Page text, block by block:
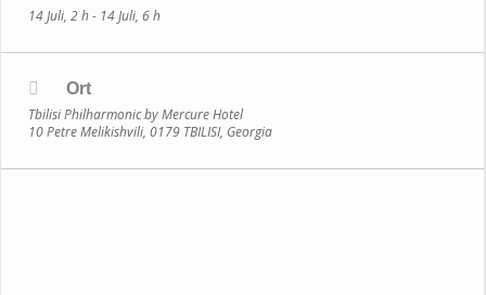
14 Juli, 2 h - 14 Juli, 6 h
Ort
Tbilisi Philharmonic by Mercure Hotel
10 Petre Melikishvili, 0179 TBILISI, Georgia